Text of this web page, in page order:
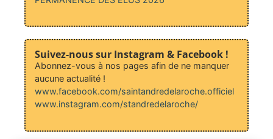
Suivez-nous sur Instagram & Facebook !
Abonnez-vous à nos pages afin de ne manquer
aucune actualité !
www.facebook.com/saintandredelaroche.officiel
www.instagram.com/standredelaroche/